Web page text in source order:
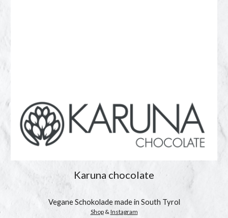
Karuna chocolate
Vegane Schokolade made in South Tyrol
Shop & Instagram